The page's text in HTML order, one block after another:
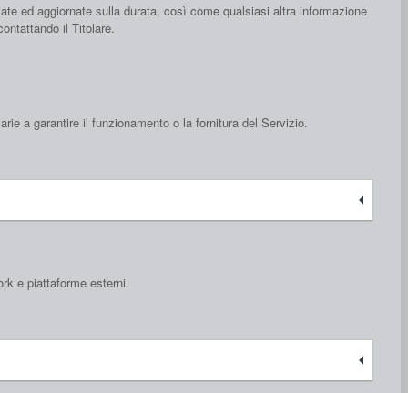
ed aggiornate sulla durata, così come qualsiasi altra informazione
il Titolare.
a garantire il funzionamento o la fornitura del Servizio.
e piattaforme esterni.